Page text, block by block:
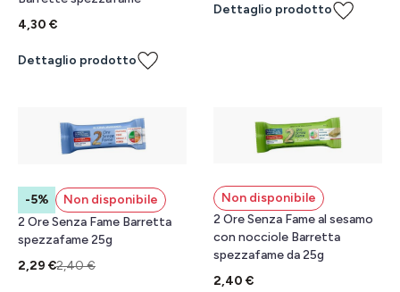
4,30 €
Dettaglio prodotto
Dettaglio prodotto
-5%
Non disponibile
2 Ore Senza Fame Barretta
spezzafame 25g
2,29 €2,40 €
Non disponibile
2 Ore Senza Fame al sesamo
con nocciole Barretta
spezzafame da 25g
2,40 €